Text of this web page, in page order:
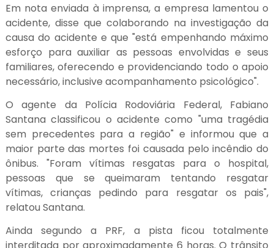
Em nota enviada à imprensa, a empresa lamentou o
acidente, disse que colaborando na investigação da
causa do acidente e que "está empenhando máximo
esforço para auxiliar as pessoas envolvidas e seus
familiares, oferecendo e providenciando todo o apoio
necessário, inclusive acompanhamento psicológico".
O agente da Polícia Rodoviária Federal, Fabiano
Santana classificou o acidente como "uma tragédia
sem precedentes para a região" e informou que a
maior parte das mortes foi causada pelo incêndio do
ônibus. "Foram vítimas resgatas para o hospital,
pessoas que se queimaram tentando resgatar
vítimas, crianças pedindo para resgatar os pais",
relatou Santana.
Ainda segundo a PRF, a pista ficou totalmente
interditada por aproximadamente 6 horas. O trânsito